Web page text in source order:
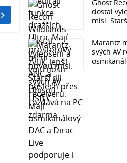
Ghost
dostal
misi.
Marantz
svých AV